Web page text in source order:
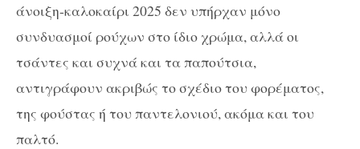
άνοιξη-καλοκαίρι 2025 δεν υπήρχαν μόνο
συνδυασμοί ρούχων στο ίδιο χρώμα, αλλά οι
τσάντες και συχνά και τα παπούτσια,
αντιγράφουν ακριβώς το σχέδιο του φορέματος,
της φούστας ή του παντελονιού, ακόμα και του
παλτό.